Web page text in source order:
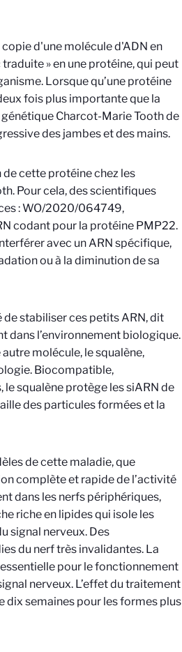
d'une molécule d'ADN en
» en une protéine, qui peut
Lorsque qu’une protéine
fois plus importante que la
Charcot-Marie Tooth de
des jambes et des mains.
de cette protéine chez les
Pour cela, des scientifiques
: WO/2020/064749,
codant pour la protéine PMP22.
avec un ARN spécifique,
ou à la diminution de sa
stabiliser ces petits ARN, dit
dans l’environnement biologique.
molécule, le squalène,
Biocompatible,
squalène protège les siARN de
des particules formées et la
de cette maladie, que
complète et rapide de l’activité
dans les nerfs périphériques,
riche en lipides qui isole les
signal nerveux. Des
du nerf très invalidantes. La
pour le fonctionnement
nerveux. L’effet du traitement
dix semaines pour les formes plus